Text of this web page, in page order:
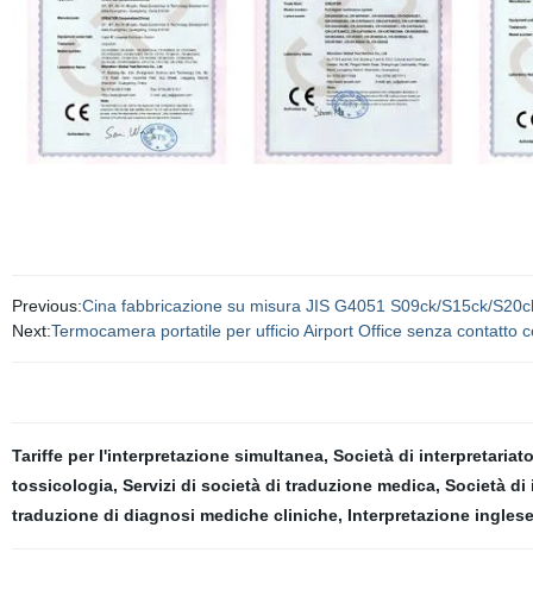
Previous:Cina fabbricazione su misura JIS G4051 S09ck/S15ck/
Next:Termocamera portatile per ufficio Airport Office senza contatto
Tariffe per l'interpretazione simultanea, Società di
tossicologia, Servizi di società di traduzione medica, Società di
traduzione di diagnosi mediche cliniche, Interpretazione inglese